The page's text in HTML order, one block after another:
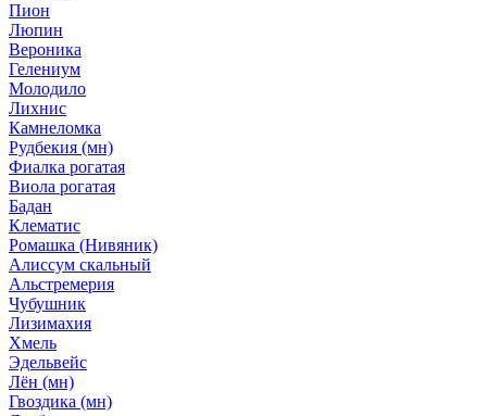
Пион
Люпин
Вероника
Гелениум
Молодило
Лихнис
Камнеломка
Рудбекия (мн)
Фиалка рогатая
Виола рогатая
Бадан
Клематис
Ромашка (Нивяник)
Алиссум скальный
Альстремерия
Чубушник
Лизимахия
Хмель
Эдельвейс
Лён (мн)
Гвоздика (мн)